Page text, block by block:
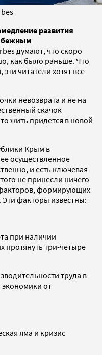
развития
думают, что скоро
как было раньше. Что
читатели хотят все
невозврата и не на
скачок
жить придется в новой
Крым в
осуществленное
и есть ключевая
не принесли ничего
формирующих
факторы известны:
при наличии
три-четыре
труда в
экономики от
яма и кризис